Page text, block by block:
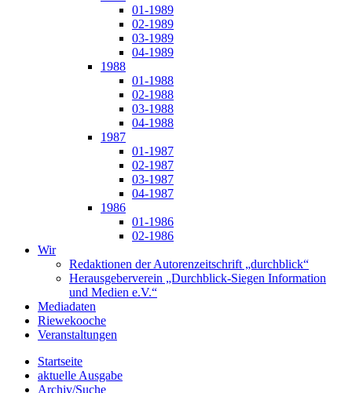
01-1989
02-1989
03-1989
04-1989
1988
01-1988
02-1988
03-1988
04-1988
1987
01-1987
02-1987
03-1987
04-1987
1986
01-1986
02-1986
Wir
Redaktionen der Autorenzeitschrift „durchblick“
Herausgeberverein „Durchblick-Siegen Information
und Medien e.V.“
Mediadaten
Riewekooche
Veranstaltungen
Startseite
aktuelle Ausgabe
Archiv/Suche